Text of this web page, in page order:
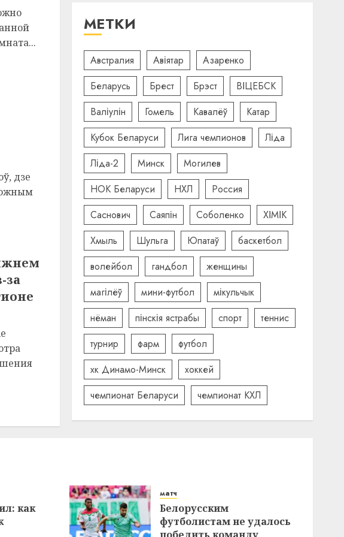
дзе
за
МЕТКИ
Австралия Авіятар
Азаренко
Беларусь
Брест Брэст
ВІЦЕБСК
Валіулін
Гомель Кавалёў
Катар
Кубок Беларуси
Лига чемпионов
Ліда
Ліда-2
Минск
Могилев
НОК Беларуси
НХЛ
Россия
Саснович
Саяпін Соболенко
ХІМІК
Хмыль
Шульга Юпатаў
баскетбол
волейбол
гандбол
женщины
магілёў
мини-футбол
мікульчык
нёман
пінскія ястрабы спорт
теннис
турнир
фарм
футбол
хк Динамо-Минск
хоккей
чемпионат Беларуси
чемпионат КХЛ
как
матч
Белорусским
футболистам не удалось